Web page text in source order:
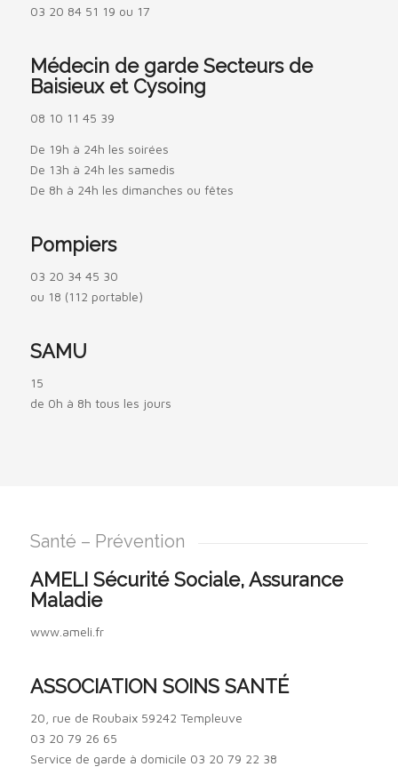
03 20 84 51 19 ou 17
Médecin de garde Secteurs de
Baisieux et Cysoing
08 10 11 45 39
De 19h à 24h les soirées
De 13h à 24h les samedis
De 8h à 24h les dimanches ou fêtes
Pompiers
03 20 34 45 30
ou 18 (112 portable)
SAMU
15
de 0h à 8h tous les jours
Santé – Prévention
AMELI Sécurité Sociale, Assurance
Maladie
www.ameli.fr
ASSOCIATION SOINS SANTÉ
20, rue de Roubaix 59242 Templeuve
03 20 79 26 65
Service de garde à domicile 03 20 79 22 38